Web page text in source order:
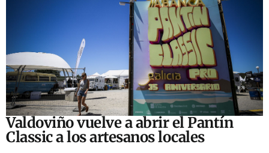
Valdoviño vuelve a abrir el Pantín
Classic a los artesanos locales